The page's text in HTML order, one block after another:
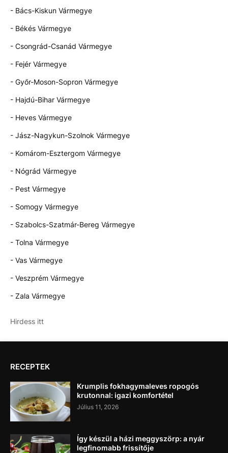
- Bács-Kiskun Vármegye
- Békés Vármegye
- Csongrád-Csanád Vármegye
- Fejér Vármegye
- Győr-Moson-Sopron Vármegye
- Hajdú-Bihar Vármegye
- Heves Vármegye
- Jász-Nagykun-Szolnok Vármegye
- Komárom-Esztergom Vármegye
- Nógrád Vármegye
- Pest Vármegye
- Somogy Vármegye
- Szabolcs-Szatmár-Bereg Vármegye
- Tolna Vármegye
- Vas Vármegye
- Veszprém Vármegye
- Zala Vármegye
Hirdess itt
RECEPTEK
Krumplis fokhagymaleves ropogós
krutonnal: igazi komfortétel
Július 11, 2026
Így készül a házi meggyszörp: a nyár
legfinomabb frissítője